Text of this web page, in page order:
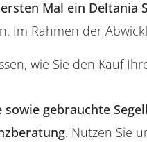
ersten Mal ein Deltania
Im Rahmen der
wie Sie den Kauf
sowie gebrauchte
. Nutzen Sie